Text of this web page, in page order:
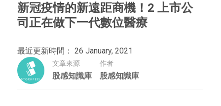
新冠疫情的新遠距商機！2 上市公
司正在做下一代數位醫療
最近更新時間： 26 January, 2021
文章來源
股感知識庫
作者
股感知識庫